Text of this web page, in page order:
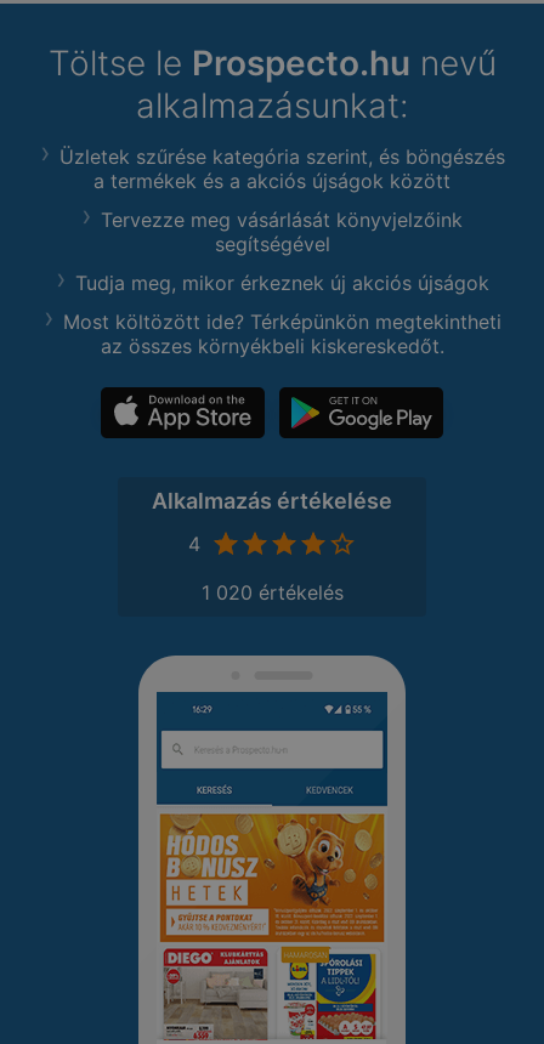
Töltse le Prospecto.hu nevű
alkalmazásunkat:
Üzletek szűrése kategória szerint, és böngészés
a termékek és a akciós újságok között
Tervezze meg vásárlását könyvjelzőink
segítségével
Tudja meg, mikor érkeznek új akciós újságok
Most költözött ide? Térképünkön megtekintheti
az összes környékbeli kiskereskedőt.
Alkalmazás értékelése
4
1 020 értékelés